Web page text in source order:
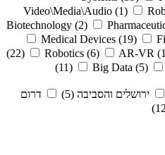
Video\Media\Audio (1)
Biotechnology (2)
Medical Devices (19)
(22)
Robotics (6) AR-VR
(11)
Big Data (5)
ירושלים והסביבה (5)
דרום